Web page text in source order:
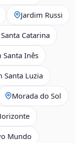
Jardim Russi
Catarina
Santa Inês
Santa Luzia
Morada do Sol
Mundo